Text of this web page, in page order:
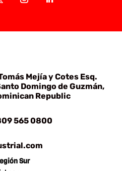
Mejía y Cotes Esq.
Domingo de Guzmán,
Republic
565 0800
Sur